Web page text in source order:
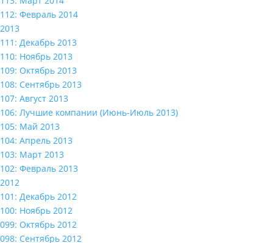
112: Февраль 2014
2013
111: Декабрь 2013
110: Ноябрь 2013
109: Октябрь 2013
108: Сентябрь 2013
107: Август 2013
106: Лучшие компании (Июнь-Июль 2013)
105: Май 2013
104: Апрель 2013
103: Март 2013
102: Февраль 2013
2012
101: Декабрь 2012
100: Ноябрь 2012
099: Октябрь 2012
098: Сентябрь 2012